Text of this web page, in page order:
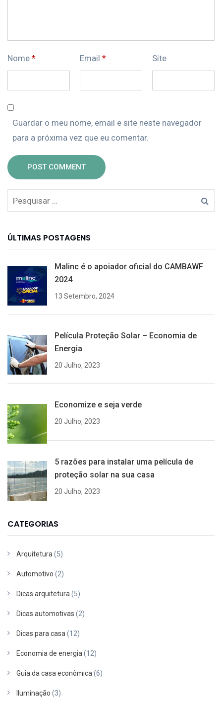
Nome * Email * Site
Guardar o meu nome, email e site neste navegador
para a próxima vez que eu comentar.
POST COMMENT
ÚLTIMAS POSTAGENS
Malinc é o apoiador oficial do CAMBAWF
2024
13 Setembro, 2024
Película Proteção Solar – Economia de
Energia
20 Julho, 2023
Economize e seja verde
20 Julho, 2023
5 razões para instalar uma película de
proteção solar na sua casa
20 Julho, 2023
CATEGORIAS
Arquitetura (5)
Automotivo (2)
Dicas arquitetura (5)
Dicas automotivas (2)
Dicas para casa (12)
Economia de energia (12)
Guia da casa econômica (6)
Iluminação (3)